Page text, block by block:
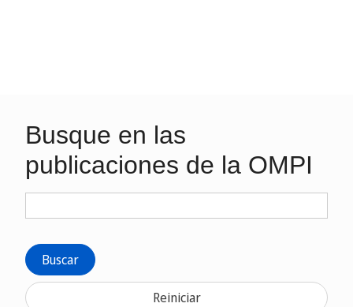
Busque en las
publicaciones de la OMPI
Buscar
Reiniciar